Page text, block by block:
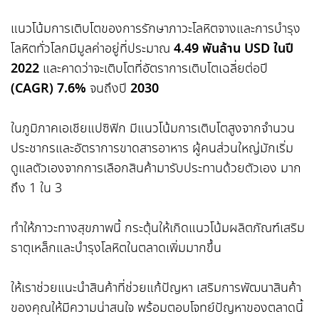
แนวโน้มการเติบโตของการรักษาภาวะโลหิตจางและการบำรุง
โลหิตทั่วโลกมีมูลค่าอยู่ที่ประมาณ 4.49 พันล้าน USD ในปี
2022 และคาดว่าจะเติบโตที่อัตราการเติบโตเฉลี่ยต่อปี
(CAGR) 7.6% จนถึงปี 2030
ในภูมิภาคเอเชียแปซิฟิก มีแนวโน้มการเติบโตสูงจากจำนวน
ประชากรและอัตราการขาดสารอาหาร ผู้คนส่วนใหญ่มักเริ่ม
ดูแลตัวเองจากการเลือกสินค้ามารับประทานด้วยตัวเอง มาก
ถึง 1 ใน 3
ทำให้ภาวะทางสุขภาพนี้ กระตุ้นให้เกิดแนวโน้มผลิตภัณฑ์เสริม
ธาตุเหล็กและบำรุงโลหิตในตลาดเพิ่มมากขึ้น
ให้เราช่วยแนะนำสินค้าที่ช่วยแก้ปัญหา เสริมการพัฒนาสินค้า
ของคุณให้มีความน่าสนใจ พร้อมตอบโจทย์ปัญหาของตลาดนี้